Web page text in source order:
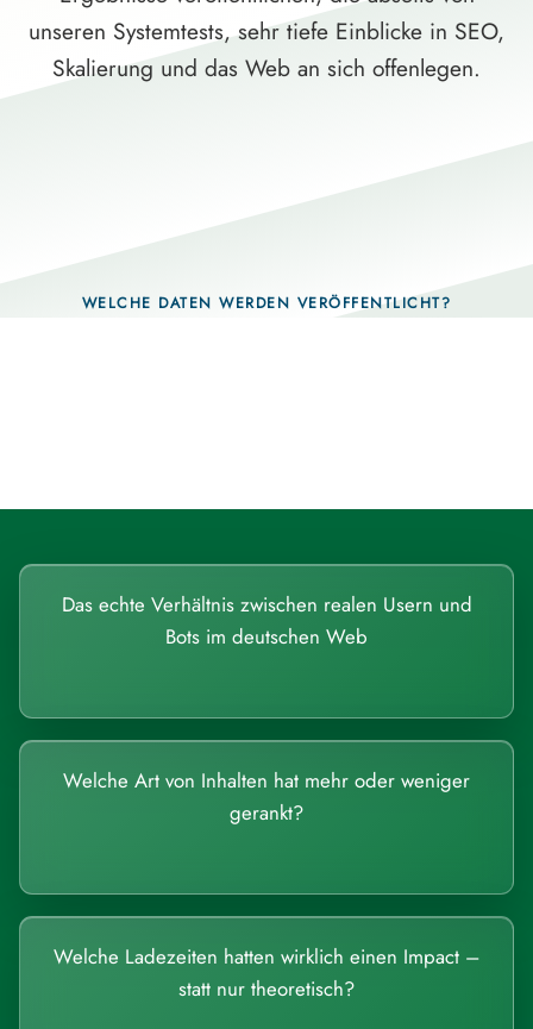
unseren Systemtests, sehr tiefe Einblicke in SEO,
Skalierung und das Web an sich offenlegen.
WELCHE DATEN WERDEN VERÖFFENTLICHT?
Das echte Verhältnis zwischen realen Usern und
Bots im deutschen Web
Welche Art von Inhalten hat mehr oder weniger
gerankt?
Welche Ladezeiten hatten wirklich einen Impact –
statt nur theoretisch?